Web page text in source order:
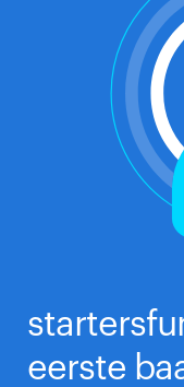
eerste